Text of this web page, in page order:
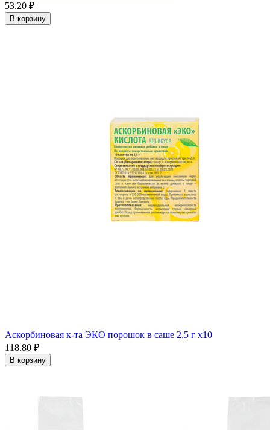
53.20 ₽
В корзину
Аскорбиновая к-та ЭКО порошок в саше 2,5 г x10
118.80 ₽
В корзину